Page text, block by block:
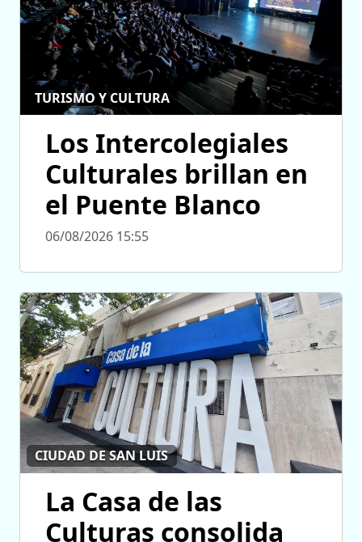
TURISMO Y CULTURA
Los Intercolegiales
Culturales brillan en
el Puente Blanco
06/08/2026 15:55
CIUDAD DE SAN LUIS
La Casa de las
Culturas consolida